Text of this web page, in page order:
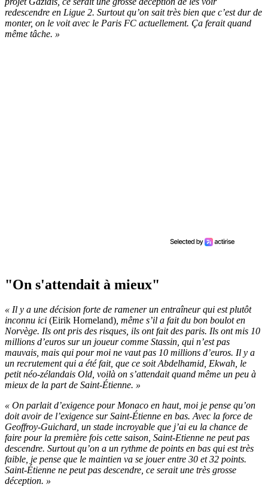
redescendre en Ligue 2. Surtout qu’on sait très bien que c’est dur de
monter, on le voit avec le Paris FC actuellement. Ça ferait quand
même tâche. »
"On s'attendait à mieux"
« Il y a une décision forte de ramener un entraîneur qui est plutôt
inconnu ici (Eirik Horneland), même s’il a fait du bon boulot en
Norvège. Ils ont pris des risques, ils ont fait des paris. Ils ont mis 10
millions d’euros sur un joueur comme Stassin, qui n’est pas
mauvais, mais qui pour moi ne vaut pas 10 millions d’euros. Il y a
un recrutement qui a été fait, que ce soit Abdelhamid, Ekwah, le
petit néo-zélandais Old, voilà on s’attendait quand même un peu à
mieux de la part de Saint-Étienne. »
« On parlait d’exigence pour Monaco en haut, moi je pense qu’on
doit avoir de l’exigence sur Saint-Étienne en bas. Avec la force de
Geoffroy-Guichard, un stade incroyable que j’ai eu la chance de
faire pour la première fois cette saison, Saint-Etienne ne peut pas
descendre. Surtout qu’on a un rythme de points en bas qui est très
faible, je pense que le maintien va se jouer entre 30 et 32 points.
Saint-Étienne ne peut pas descendre, ce serait une très grosse
déception. »